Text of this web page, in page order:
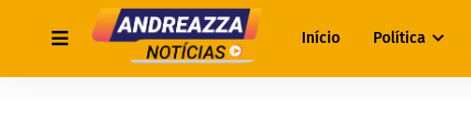
Início Política